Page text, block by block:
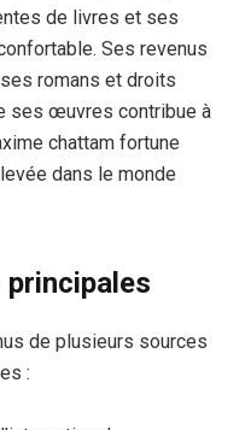
de livres et ses
Ses revenus
romans et droits
ses œuvres contribue à
chattam fortune
dans le monde
principales
de plusieurs sources
: